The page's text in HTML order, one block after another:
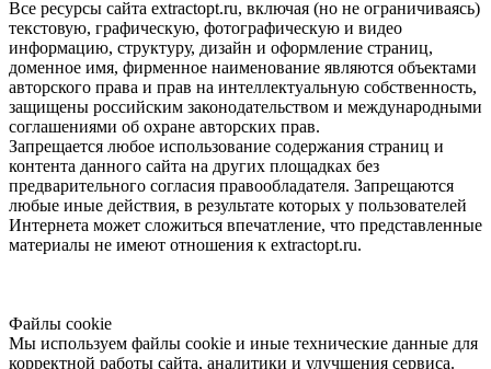
Все ресурсы сайта extractopt.ru, включая (но не ограничиваясь)
текстовую, графическую, фотографическую и видео
информацию, структуру, дизайн и оформление страниц,
доменное имя, фирменное наименование являются объектами
авторского права и прав на интеллектуальную собственность,
защищены российским законодательством и международными
соглашениями об охране авторских прав.
Запрещается любое использование содержания страниц и
контента данного сайта на других площадках без
предварительного согласия правообладателя. Запрещаются
любые иные действия, в результате которых у пользователей
Интернета может сложиться впечатление, что представленные
материалы не имеют отношения к extractopt.ru.
Файлы cookie
Мы используем файлы cookie и иные технические данные для
корректной работы сайта, аналитики и улучшения сервиса.